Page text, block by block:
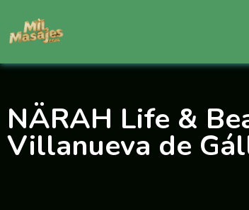
contenido
NÄRAH Life &
Villanueva de